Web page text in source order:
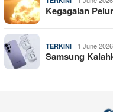
Kegagalan
TERKINI 1 June 2026
Samsung